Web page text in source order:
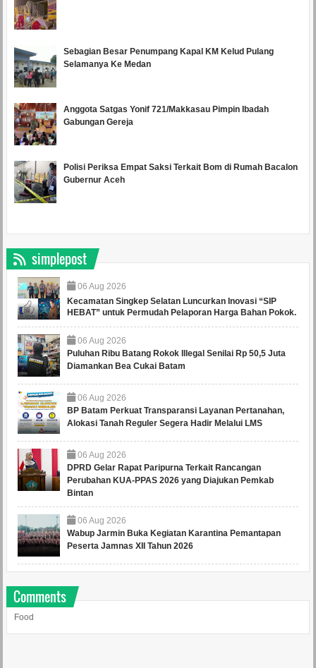
Sebagian Besar Penumpang Kapal KM Kelud Pulang
Selamanya Ke Medan
Anggota Satgas Yonif 721/Makkasau Pimpin Ibadah
Gabungan Gereja
Polisi Periksa Empat Saksi Terkait Bom di Rumah Bacalon
Gubernur Aceh
simplepost
06 Aug 2026
Kecamatan Singkep Selatan Luncurkan Inovasi “SIP
HEBAT” untuk Permudah Pelaporan Harga Bahan Pokok.
06 Aug 2026
Puluhan Ribu Batang Rokok Illegal Senilai Rp 50,5 Juta
Diamankan Bea Cukai Batam
06 Aug 2026
BP Batam Perkuat Transparansi Layanan Pertanahan,
Alokasi Tanah Reguler Segera Hadir Melalui LMS
06 Aug 2026
DPRD Gelar Rapat Paripurna Terkait Rancangan
Perubahan KUA-PPAS 2026 yang Diajukan Pemkab
Bintan
06 Aug 2026
Wabup Jarmin Buka Kegiatan Karantina Pemantapan
Peserta Jamnas XII Tahun 2026
Comments
Food